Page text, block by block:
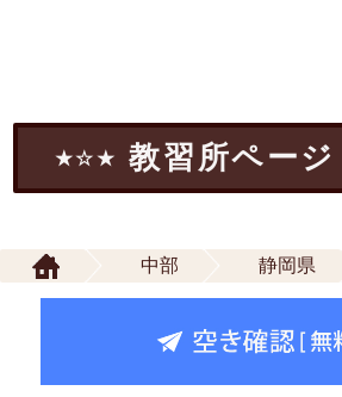
中部 静岡県
教習所ページ